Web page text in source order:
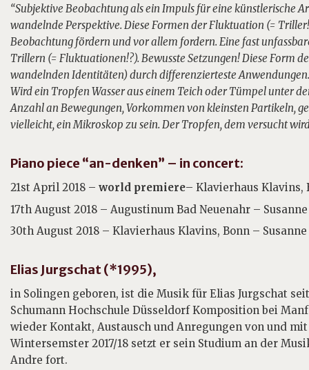
“Subjektive Beobachtung als ein Impuls für eine künstlerische
wandelnde Perspektive. Diese Formen der Fluktuation (=
Beobachtung fördern und vor allem fordern. Eine fast
Trillern (= Fluktuationen!?). Bewusste Setzungen! Diese Form
wandelnden Identitäten) durch differenzierteste
Wird ein Tropfen Wasser aus einem Teich oder Tümpel unter
Anzahl an Bewegungen, Vorkommen von kleinsten Partikeln,
vielleicht, ein Mikroskop zu sein. Der Tropfen, dem versucht
Piano piece “an-denken” – in concert:
21st April 2018 – world premiere– Klavierhaus Klavins,
17th August 2018 – Augustinum Bad Neuenahr –
30th August 2018 – Klavierhaus Klavins, Bonn –
Elias Jurgschat (*1995),
in Solingen geboren, ist die Musik für Elias Jurgschat
Schumann Hochschule Düsseldorf Komposition bei
wieder Kontakt, Austausch und Anregungen von und
Wintersemster 2017/18 setzt er sein Studium an der
Andre fort.